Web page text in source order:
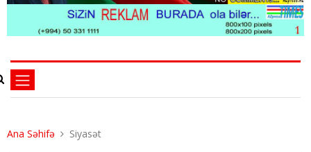
Ana Səhifə Siyasət